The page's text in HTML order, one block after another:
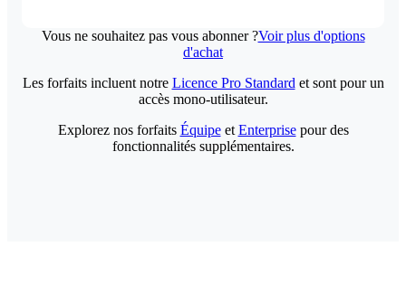
Vous ne souhaitez pas vous abonner ?Voir plus d'options
d'achat
Les forfaits incluent notre Licence Pro Standard et sont pour un
accès mono-utilisateur.
Explorez nos forfaits Équipeet Enterprisepour des
fonctionnalités supplémentaires.